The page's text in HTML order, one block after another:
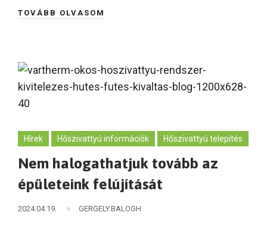
TOVÁBB OLVASOM
Hírek Hőszivattyú információk Hőszivattyú telepítés
Nem halogathatjuk tovább az
épületeink felújítását
2024.04.19. GERGELY.BALOGH